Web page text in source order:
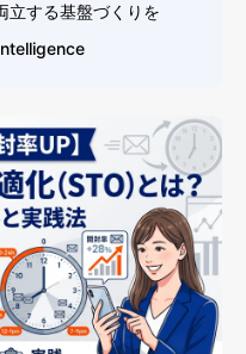
立する基盤づくりを